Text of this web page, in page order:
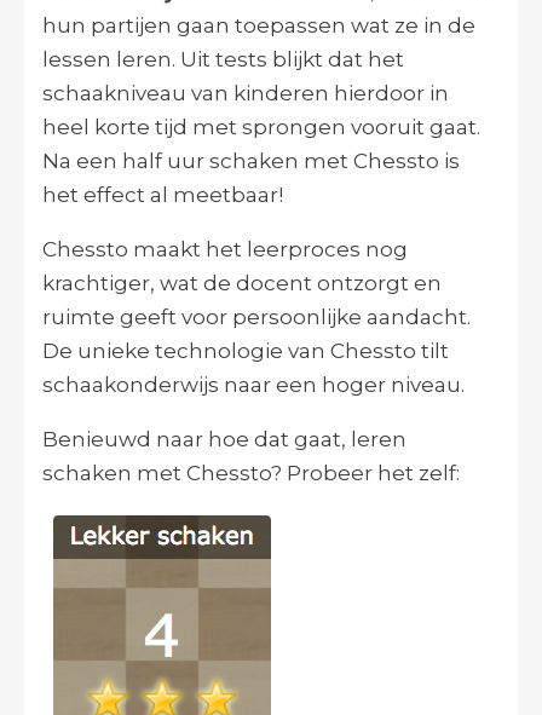
hun partijen gaan toepassen wat ze in de
lessen leren. Uit tests blijkt dat het
schaakniveau van kinderen hierdoor in
heel korte tijd met sprongen vooruit gaat.
Na een half uur schaken met Chessto is
het effect al meetbaar!
Chessto maakt het leerproces nog
krachtiger, wat de docent ontzorgt en
ruimte geeft voor persoonlijke aandacht.
De unieke technologie van Chessto tilt
schaakonderwijs naar een hoger niveau.
Benieuwd naar hoe dat gaat, leren
schaken met Chessto? Probeer het zelf: